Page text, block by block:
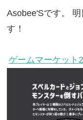
Asobee'Sです。
す！
ゲームマーケット